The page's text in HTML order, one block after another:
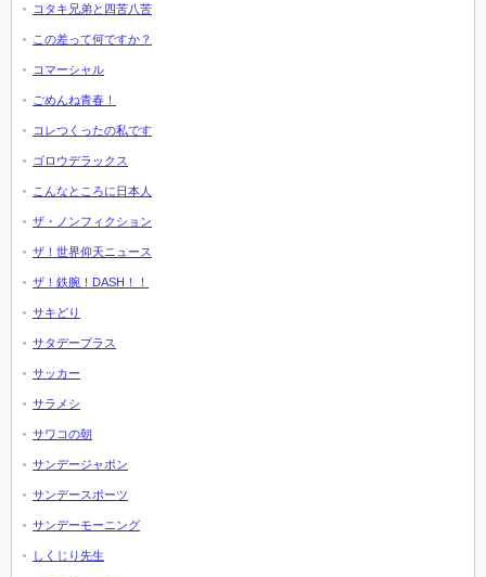
コタキ兄弟と四苦八苦
この差って何ですか？
コマーシャル
ごめんね青春！
コレつくったの私です
ゴロウデラックス
こんなところに日本人
ザ・ノンフィクション
ザ！世界仰天ニュース
ザ！鉄腕！DASH！！
サキどり
サタデープラス
サッカー
サラメシ
サワコの朝
サンデージャポン
サンデースポーツ
サンデーモーニング
しくじり先生